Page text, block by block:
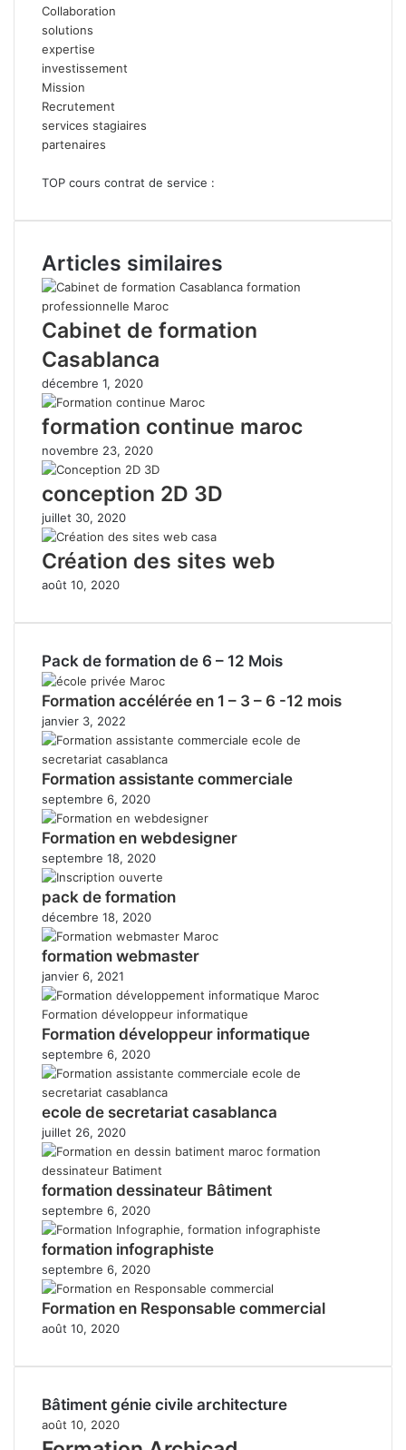
Collaboration
solutions
expertise
investissement
Mission
Recrutement
services stagiaires
partenaires
TOP cours contrat de service :
Articles similaires
Cabinet de formation
Casablanca
décembre 1, 2020
formation continue maroc
novembre 23, 2020
conception 2D 3D
juillet 30, 2020
Création des sites web
août 10, 2020
Pack de formation de 6 – 12 Mois
Formation accélérée en 1 – 3 – 6 -12 mois
janvier 3, 2022
Formation assistante commerciale
septembre 6, 2020
Formation en webdesigner
septembre 18, 2020
pack de formation
décembre 18, 2020
formation webmaster
janvier 6, 2021
Formation développeur informatique
septembre 6, 2020
ecole de secretariat casablanca
juillet 26, 2020
formation dessinateur Bâtiment
septembre 6, 2020
formation infographiste
septembre 6, 2020
Formation en Responsable commercial
août 10, 2020
Bâtiment génie civile architecture
août 10, 2020